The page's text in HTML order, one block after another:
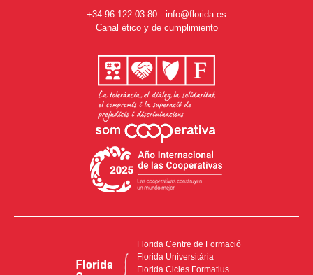
+34 96 122 03 80 - info@florida.es
Canal ético y de cumplimiento
Florida Centre de Formació
Florida Universitària
Florida Cicles Formatius